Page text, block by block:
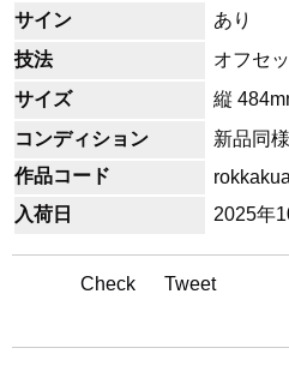
サイン
あり
技法
オフセ
サイズ
縦
コンディション
新品同様
作品コード
入荷日
2025年
Check Tweet